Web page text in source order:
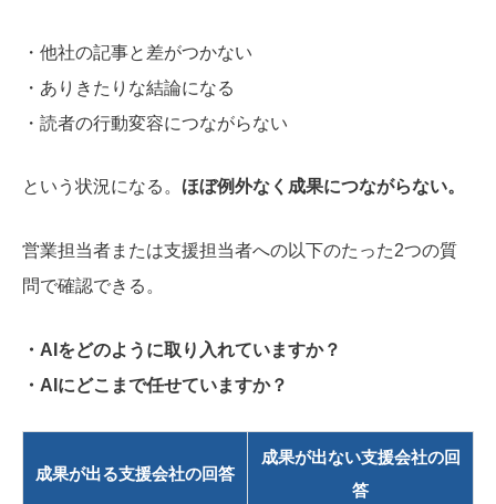
・他社の記事と差がつかない
・ありきたりな結論になる
・読者の行動変容につながらない
という状況になる。 ほぼ例外なく成果につながらない。
営業担当者または支援担当者への以下のたった2つの質
問で確認できる。
・AIをどのように取り入れていますか？
・AIにどこまで任せていますか？
成果が出る支援会社の回答
成果が出ない支援会社の回
答